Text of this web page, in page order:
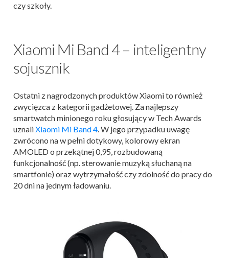
czy szkoły.
Xiaomi Mi Band 4 – inteligentny
sojusznik
Ostatni z nagrodzonych produktów Xiaomi to również
zwycięzca z kategorii gadżetowej. Za najlepszy
smartwatch minionego roku głosujący w Tech Awards
uznaliXiaomi Mi Band 4. W jego przypadku uwagę
zwrócono na w pełni dotykowy, kolorowy ekran
AMOLED o przekątnej 0,95, rozbudowaną
funkcjonalność (np. sterowanie muzyką słuchaną na
smartfonie) oraz wytrzymałość czy zdolność do pracy do
20 dni na jednym ładowaniu.